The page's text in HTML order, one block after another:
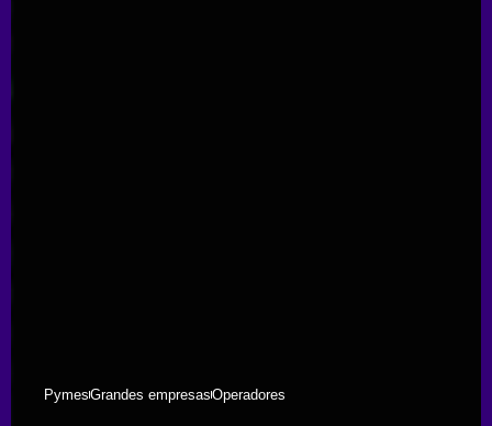
PymesGrandes empresasOperadores